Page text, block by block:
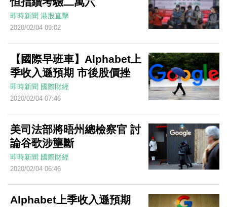
即時新聞 港股直擊
2020/02/04 09:02
【國際早班車】Alphabet上
季收入遜預期 市後股價挫
即時新聞 國際財經
2020/02/04 07:46
美司法部將晤州總檢察官 討
論谷歌涉壟斷
即時新聞 國際財經
2020/02/04 06:46
Alphabet上季收入遜預期